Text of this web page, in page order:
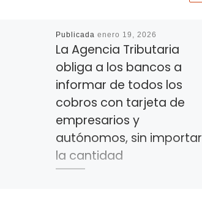
Publicada enero 19, 2026
La Agencia Tributaria
obliga a los bancos a
informar de todos los
cobros con tarjeta de
empresarios y
autónomos, sin importar
la cantidad